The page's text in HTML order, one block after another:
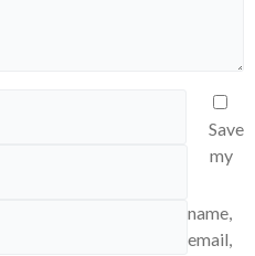
Save
my
name,
email,